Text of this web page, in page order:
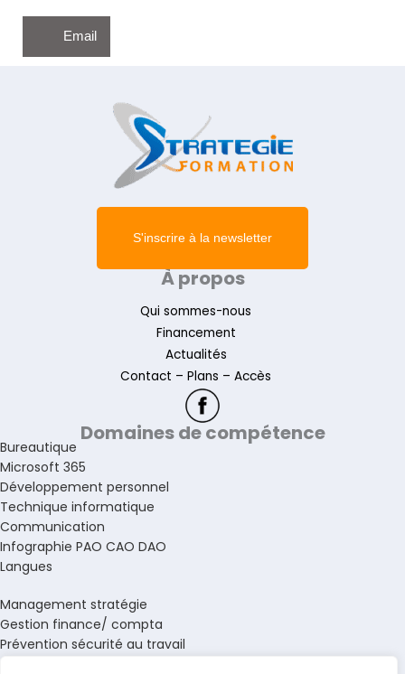
Email
S'inscrire à la newsletter
À propos
Qui sommes-nous
Financement
Actualités
Contact – Plans – Accès
Domaines de compétence
Bureautique
Microsoft 365
Développement personnel
Technique informatique
Communication
Infographie PAO CAO DAO
Langues
Management stratégie
Gestion finance/ compta
Prévention sécurité au travail
Gestion ressources humaines